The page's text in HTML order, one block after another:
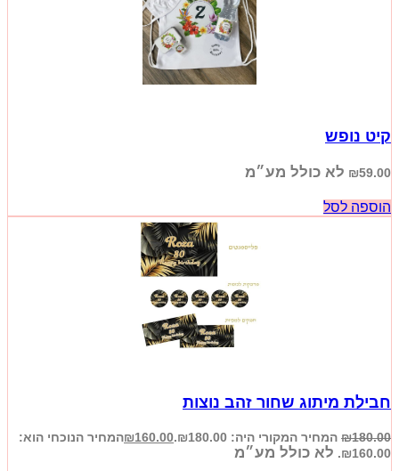
קיט נופש
₪59.00 לא כולל מע״מ
הוספה לסל
חבילת מיתוג שחור זהב נוצות
₪180.00 המחיר המקורי היה: ₪180.00. ₪160.00
המחיר הנוכחי הוא:
₪160.00.
לא כולל מע״מ